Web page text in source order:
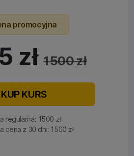
promocyjna
zł1500 zł
KUP KURS
regularna: 1500 zł
cena z 30 dni: 1500 zł